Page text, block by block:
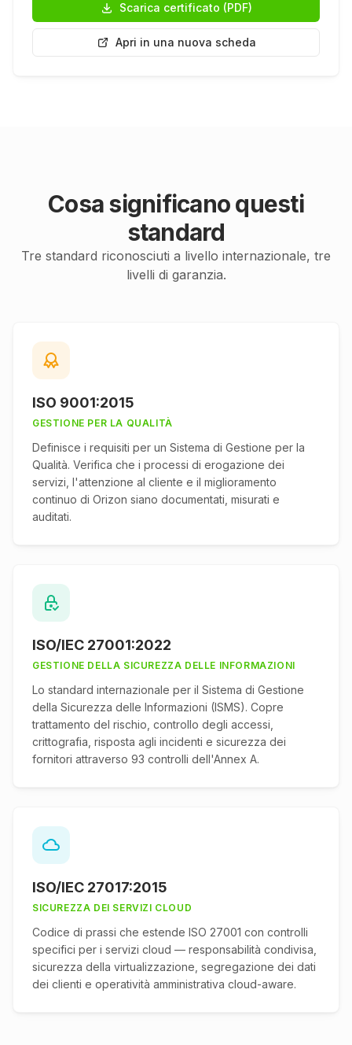
Scarica certificato (PDF)
Apri in una nuova scheda
Cosa significano questi
standard
Tre standard riconosciuti a livello internazionale, tre
livelli di garanzia.
ISO 9001:2015
GESTIONE PER LA QUALITÀ
Definisce i requisiti per un Sistema di Gestione per la
Qualità. Verifica che i processi di erogazione dei
servizi, l'attenzione al cliente e il miglioramento
continuo di Orizon siano documentati, misurati e
auditati.
ISO/IEC 27001:2022
GESTIONE DELLA SICUREZZA DELLE INFORMAZIONI
Lo standard internazionale per il Sistema di Gestione
della Sicurezza delle Informazioni (ISMS). Copre
trattamento del rischio, controllo degli accessi,
crittografia, risposta agli incidenti e sicurezza dei
fornitori attraverso 93 controlli dell'Annex A.
ISO/IEC 27017:2015
SICUREZZA DEI SERVIZI CLOUD
Codice di prassi che estende ISO 27001 con controlli
specifici per i servizi cloud — responsabilità condivisa,
sicurezza della virtualizzazione, segregazione dei dati
dei clienti e operatività amministrativa cloud-aware.